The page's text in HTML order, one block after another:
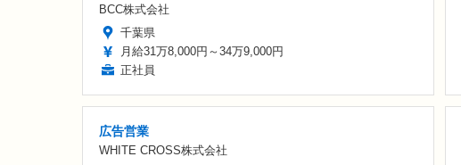
BCC株式会社
千葉県
月給31万8,000円～34万9,000円
正社員
広告営業
WHITE CROSS株式会社